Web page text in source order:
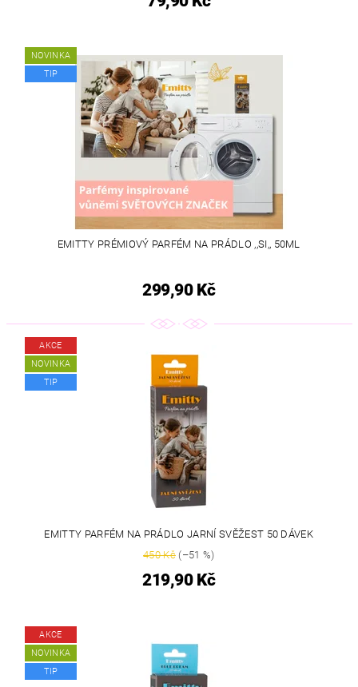
NOVINKA
TIP
EMITTY PRÉMIOVÝ PARFÉM NA PRÁDLO ,,SI,, 50ML
299,90 Kč
AKCE
NOVINKA
TIP
EMITTY PARFÉM NA PRÁDLO JARNÍ SVĚŽEST 50 DÁVEK
450 Kč(–51 %)
219,90 Kč
AKCE
NOVINKA
TIP